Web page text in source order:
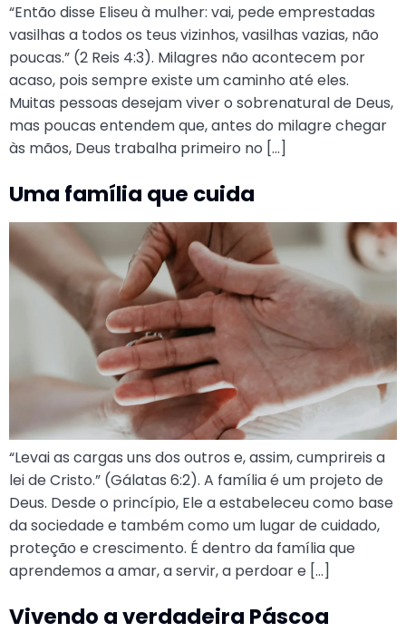
“Então disse Eliseu à mulher: vai, pede emprestadas
vasilhas a todos os teus vizinhos, vasilhas vazias, não
poucas.” (2 Reis 4:3). Milagres não acontecem por
acaso, pois sempre existe um caminho até eles.
Muitas pessoas desejam viver o sobrenatural de Deus,
mas poucas entendem que, antes do milagre chegar
às mãos, Deus trabalha primeiro no […]
Uma família que cuida
“Levai as cargas uns dos outros e, assim, cumprireis a
lei de Cristo.” (Gálatas 6:2). A família é um projeto de
Deus. Desde o princípio, Ele a estabeleceu como base
da sociedade e também como um lugar de cuidado,
proteção e crescimento. É dentro da família que
aprendemos a amar, a servir, a perdoar e […]
Vivendo a verdadeira Páscoa